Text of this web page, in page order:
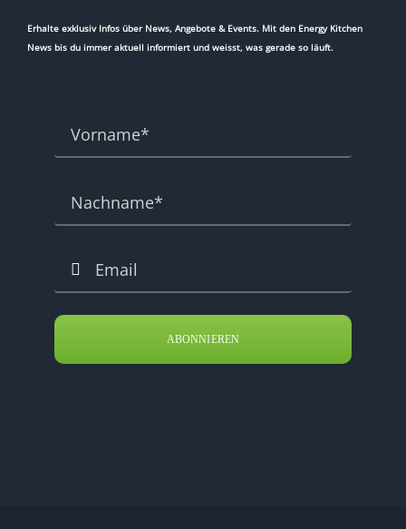
Erhalte exklusiv Infos über News, Angebote & Events. Mit den Energy Kitchen
News bis du immer aktuell informiert und weisst, was gerade so läuft.
ABONNIEREN